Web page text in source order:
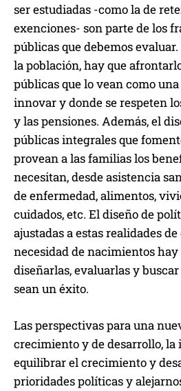
ser estudiadas -como la de
exenciones- son parte de los
públicas que debemos
la población, hay que
públicas que lo vean como
innovar y donde se respeten
y las pensiones. Además, el
públicas integrales que
provean a las familias los
necesitan, desde asistencia
de enfermedad, alimentos,
cuidados, etc. El diseño de
ajustadas a estas realidades
necesidad de nacimientos hay
diseñarlas, evaluarlas y
sean un éxito.
Las perspectivas para una
crecimiento y de desarrollo, la
equilibrar el crecimiento y
prioridades políticas y